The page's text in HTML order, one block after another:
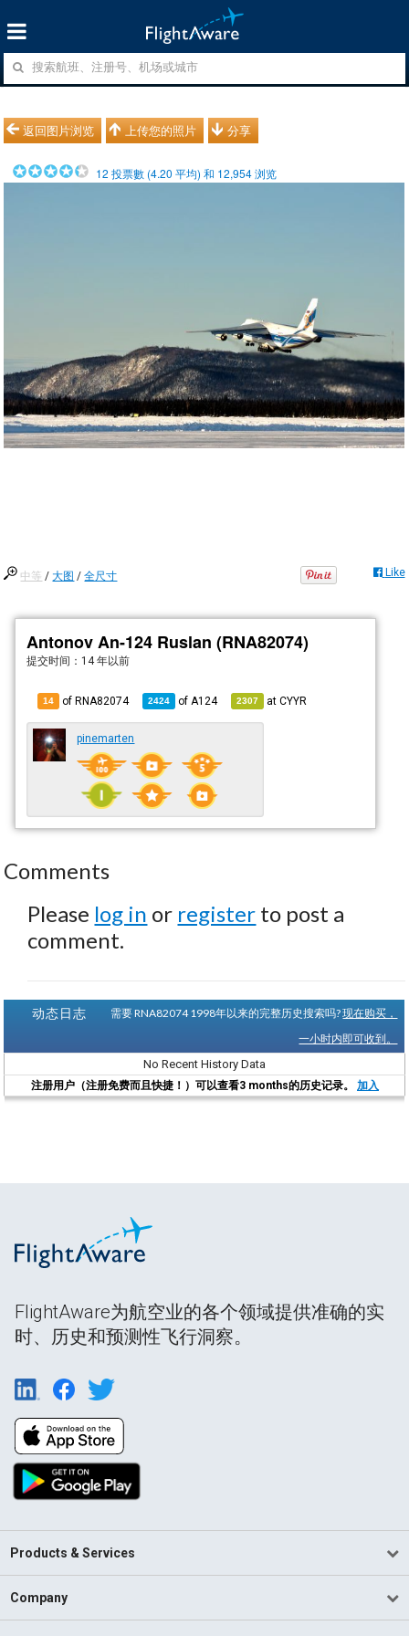
返回图片浏览 上传您的照片 分享
12 投票數 (4.20 平均) 和 12,954浏览
中等 /大图 /全尺寸 Like
Antonov An-124 Ruslan (RNA82074)
提交时间： 14 年以前
14 of RNA82074 2424 of A124 2307 atCYYR
pinemarten
Comments
Please log in or register to post a
comment.
动态日志 需要 RNA82074 1998年以来的完整历史搜索吗?现在购买，
一小时内即可收到。
No Recent History Data
注册用户（注册免费而且快捷！）可以查看3 months的历史记录。 加入
FlightAware为航空业的各个领域提供准确的实
时、历史和预测性飞行洞察。
Products & Services
Company